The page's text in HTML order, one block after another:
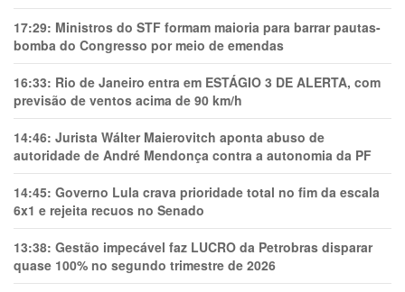
17:29: Ministros do STF formam maioria para barrar pautas-
bomba do Congresso por meio de emendas
16:33: Rio de Janeiro entra em ESTÁGIO 3 DE ALERTA, com
previsão de ventos acima de 90 km/h
14:46: Jurista Wálter Maierovitch aponta abuso de
autoridade de André Mendonça contra a autonomia da PF
14:45: Governo Lula crava prioridade total no fim da escala
6x1 e rejeita recuos no Senado
13:38: Gestão impecável faz LUCRO da Petrobras disparar
quase 100% no segundo trimestre de 2026